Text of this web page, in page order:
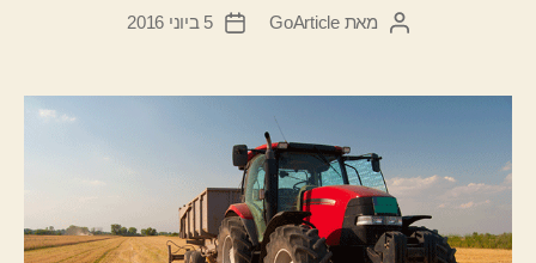
המחבר
מאתGoArticle
תאריך
5 ביוני 2016